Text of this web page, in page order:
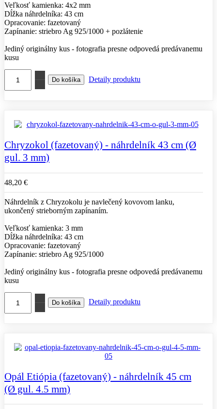
Veľkosť kamienka: 4x2 mm
Dĺžka náhrdelníka: 43 cm
Opracovanie: fazetovaný
Zapínanie: striebro Ag 925/1000 + pozlátenie
Jediný originálny kus - fotografia presne odpovedá predávanemu
kusu
Detaily produktu
Chryzokol (fazetovaný) - náhrdelník 43 cm (Ø
gul. 3 mm)
48,20 €
Náhrdelník z Chryzokolu je navlečený kovovom lanku,
ukončený strieborným zapínaním.
Veľkosť kamienka: 3 mm
Dĺžka náhrdelníka: 43 cm
Opracovanie: fazetovaný
Zapínanie: striebro Ag 925/1000
Jediný originálny kus - fotografia presne odpovedá predávanemu
kusu
Detaily produktu
Opál Etiópia (fazetovaný) - náhrdelník 45 cm
(Ø gul. 4.5 mm)